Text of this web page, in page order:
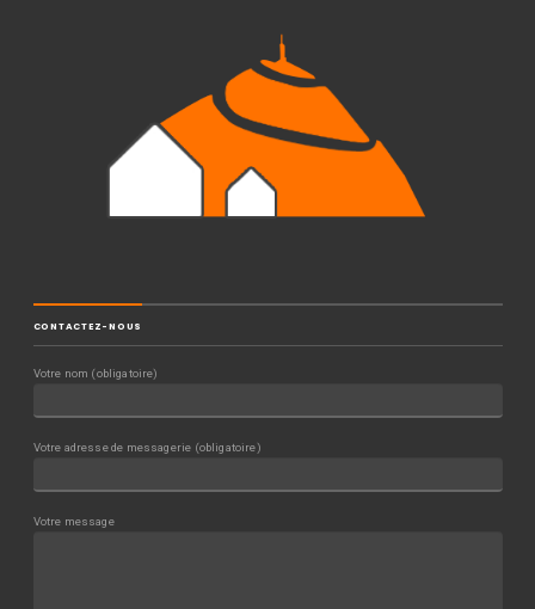
CONTACTEZ-NOUS
Votre nom (obligatoire)
Votre adresse de messagerie (obligatoire)
Votre message